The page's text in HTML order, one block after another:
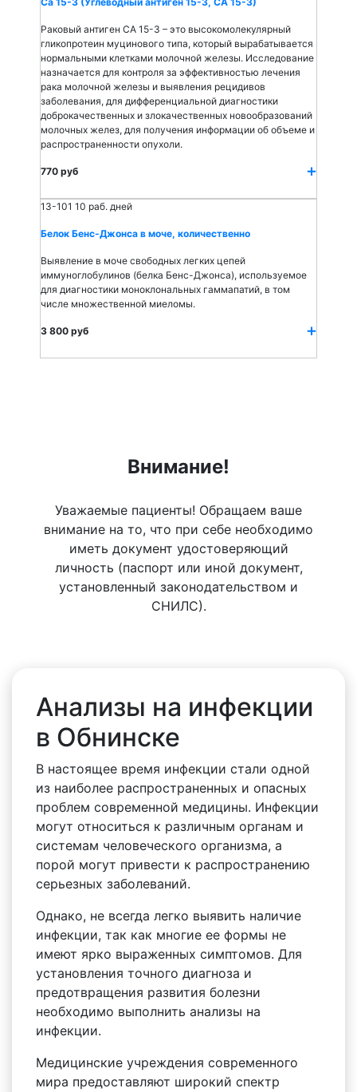
Раковый антиген СА 15-3 – это высокомолекулярный
гликопротеин муцинового типа, который вырабатывается
нормальными клетками молочной железы. Исследование
назначается для контроля за эффективностью лечения
рака молочной железы и выявления рецидивов
заболевания, для дифференциальной диагностики
доброкачественных и злокачественных новообразований
молочных желез, для получения информации об объеме и
распространенности опухоли.
770 руб
13-101 10 раб. дней
Белок Бенс-Джонса в моче, количественно
Выявление в моче свободных легких цепей
иммуноглобулинов (белка Бенс-Джонса), используемое
для диагностики моноклональных гаммапатий, в том
числе множественной миеломы.
3 800 руб
Внимание!
Уважаемые пациенты! Обращаем ваше
внимание на то, что при себе необходимо
иметь документ удостоверяющий
личность (паспорт или иной документ,
установленный законодательством и
СНИЛС).
Анализы на инфекции
в Обнинске
В настоящее время инфекции стали одной
из наиболее распространенных и опасных
проблем современной медицины. Инфекции
могут относиться к различным органам и
системам человеческого организма, а
порой могут привести к распространению
серьезных заболеваний.
Однако, не всегда легко выявить наличие
инфекции, так как многие ее формы не
имеют ярко выраженных симптомов. Для
установления точного диагноза и
предотвращения развития болезни
необходимо выполнить анализы на
инфекции.
Медицинские учреждения современного
мира предоставляют широкий спектр